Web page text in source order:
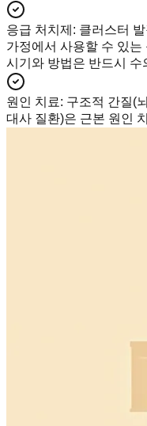
응급 처치제 : 클러스터
가정에서 사용할 수 있
시기와 방법은 반드시
원인 치료: 구조적 간질(
대사 질환)은 근본 원인